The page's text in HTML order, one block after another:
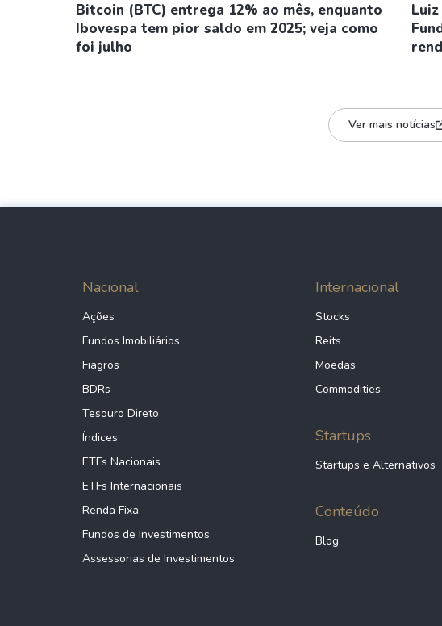
Bitcoin (BTC) entrega 12% ao mês, enquanto
Ibovespa tem pior saldo em 2025; veja como
foi julho
Ver mais notícias
Nacional
Ações
Fundos Imobiliários
Fiagros
BDRs
Tesouro Direto
Índices
ETFs Nacionais
ETFs Internacionais
Renda Fixa
Fundos de Investimentos
Assessorias de Investimentos
Internacional
Stocks
Reits
Moedas
Commodities
Startups
Startups e Alternativos
Conteúdo
Blog